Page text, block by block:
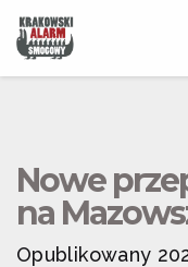
Nowe
na
Opublikowany